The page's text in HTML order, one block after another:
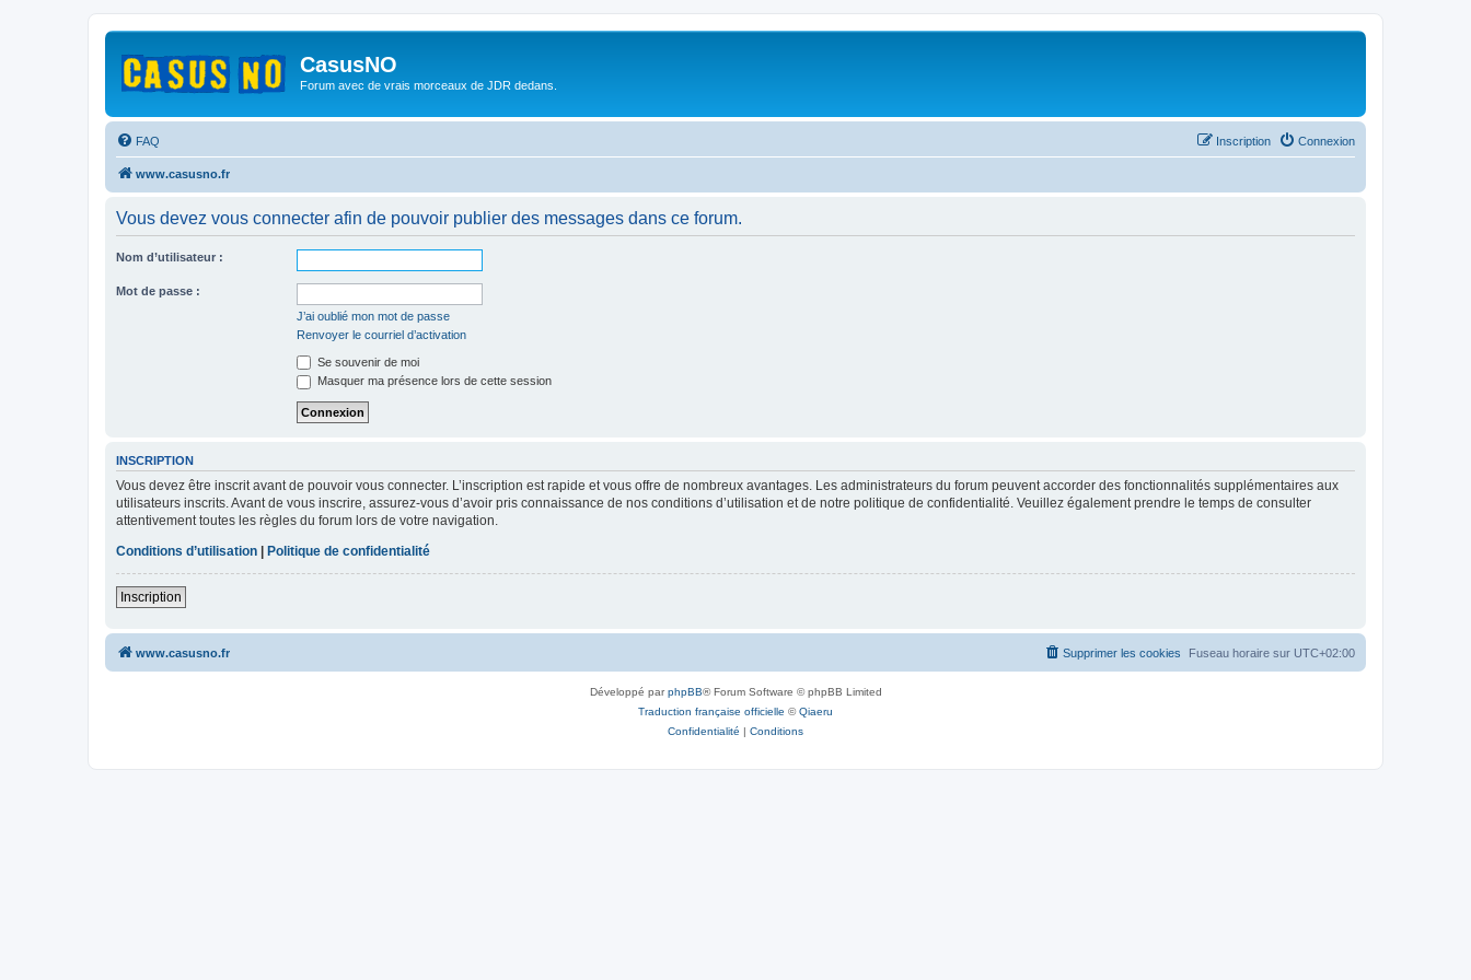
CasusNO
Forum avec de vrais morceaux de JDR dedans.
FAQ Connexion
Inscription
www.casusno.fr
Vous devez vous connecter afin de pouvoir publier des messages dans ce forum.
Nom d’utilisateur :
Mot de passe :
J’ai oublié mon mot de passe
Renvoyer le courriel d’activation
Se souvenir de moi
Masquer ma présence lors de cette session
INSCRIPTION
Vous devez être inscrit avant de pouvoir vous connecter. L’inscription est rapide et vous offre de nombreux avantages. Les administrateurs du forum peuvent accorder des fonctionnalités supplémentaires aux
utilisateurs inscrits. Avant de vous inscrire, assurez-vous d’avoir pris connaissance de nos conditions d’utilisation et de notre politique de confidentialité. Veuillez également prendre le temps de consulter
attentivement toutes les règles du forum lors de votre navigation.
Conditions d’utilisation
Politique de confidentialité
Inscription
www.casusno.fr Fuseau horaire sur UTC+02:00
Supprimer les cookies
Développé parphpBB® Forum Software © phpBB Limited
Traduction française officielle ©Qiaeru
Confidentialité | Conditions